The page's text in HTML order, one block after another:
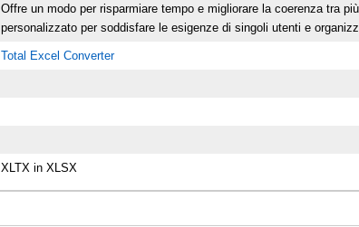
Offre un modo per risparmiare tempo e migliorare la coerenza tra
personalizzato per soddisfare le esigenze di singoli utenti e
Total Excel Converter
XLTX in XLSX